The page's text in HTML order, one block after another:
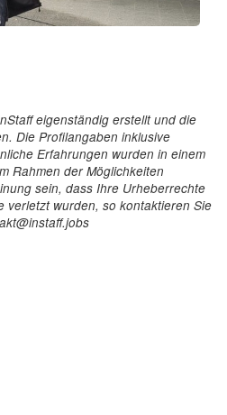
eigenständig erstellt und die
Die Profilangaben inklusive
Erfahrungen wurden in einem
Rahmen der Möglichkeiten
sein, dass Ihre Urheberrechte
verletzt wurden, so kontaktieren Sie